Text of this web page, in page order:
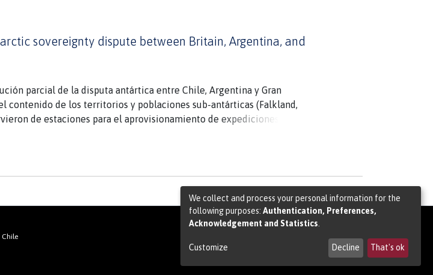
sovereignty dispute between Britain, Argentina, and
parcial de la disputa antártica entre Chile, Argentina y Gran
contenido de los territorios y poblaciones sub-antárticas (Falkland,
de estaciones para el aprovisionamiento de expediciones. Para
medioambiental" (Gran Bretaña) versus "nacionalismo medio-
cambiaron. El Tratado Antártico de 1959 trajo una solución parcial
por el lapso de su duración.
Chile
We collect and process your personal information for the
following purposes: Authentication, Preferences,
Acknowledgement and Statistics
Customize Decline That's ok